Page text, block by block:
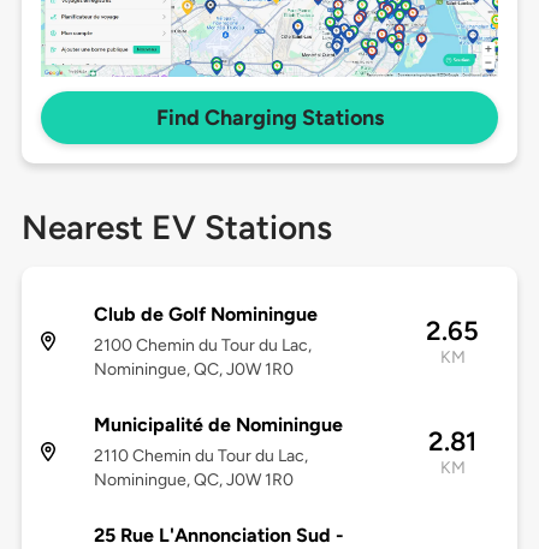
Find Charging Stations
Nearest EV Stations
Club de Golf Nominingue
2100 Chemin du Tour du Lac,
Nominingue, QC, J0W 1R0
2.65
KM
Municipalité de Nominingue
2110 Chemin du Tour du Lac,
Nominingue, QC, J0W 1R0
2.81
KM
25 Rue L'Annonciation Sud -